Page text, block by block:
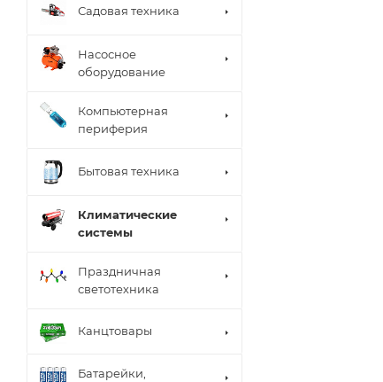
Садовая техника
Насосное
оборудование
Компьютерная
периферия
Бытовая техника
Климатические
системы
Праздничная
светотехника
Канцтовары
Батарейки,